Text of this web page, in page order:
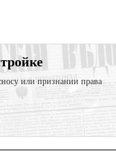
или признании права